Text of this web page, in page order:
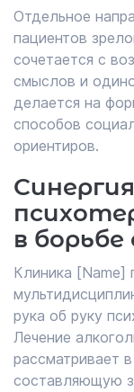
Отдельное
пациентов
сочетается с
смыслов и
делается на
способов
ориентиров.
в борьбе
Клиника [Name]
рука об руку
Лечение
рассматривает
составляющую